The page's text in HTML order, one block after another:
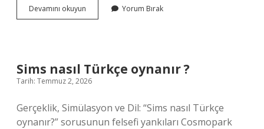
Devamını okuyun Hayvanların
evine
Yorum Bırak
Sims nasıl Türkçe oynanır ?
Tarih: Temmuz 2, 2026
Gerçeklik, Simülasyon ve Dil: “Sims nasıl Türkçe
oynanır?” sorusunun felsefi yankıları Cosmopark